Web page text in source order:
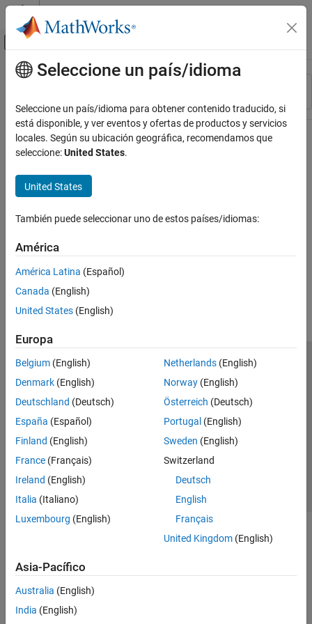
Saltar al contenido
Mostrar/ocultar menú de navegación
Recurso
Contenido principal
Seleccione un país/idioma
Seleccione un país/idioma para obtener contenido traducido, si
está disponible, y ver eventos y ofertas de productos y servicios
locales. Según su ubicación geográfica, recomendamos que
seleccione:United States.
United States
También puede seleccionar uno de estos países/idiomas:
América
América Latina (Español)
Canada (English)
United States (English)
Europa
Belgium (English)
Denmark (English)
Deutschland (Deutsch)
España (Español)
Finland (English)
France (Français)
Ireland (English)
Italia (Italiano)
Luxembourg (English)
Netherlands(English)
Norway(English)
Österreich (Deutsch)
Portugal (English)
Sweden (English)
Switzerland
Deutsch
English
Français
United Kingdom(English)
Asia-Pacífico
Australia (English)
India (English)
Centro de confianza
Marcas comerciales
Política de privacidad
Antipiratería
Estado de las aplicaciones
Información de contacto
© 1994-2026 The MathWorks, Inc.